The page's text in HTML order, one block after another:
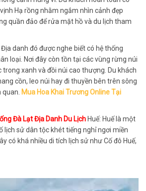
Hạ rồng nhằm ngắm nhìn cảnh đẹp
quần đảo để rửa mặt hồ và du lịch tham
danh đó được nghe biết có hệ thống
loại. Nơi đây còn tồn tại các vùng rừng núi
trong xanh và đồi núi cao thượng. Du khách
cồn, leo núi hay đi thuyền bên trên sông
Mua Hoa Khai Trương Online Tại
Đà Lạt Địa Danh Du LịchHuế: Huế là một
lịch sử dân tộc khét tiếng nghỉ ngơi miền
có khá nhiều di tích lịch sử như Cố đô Huế,